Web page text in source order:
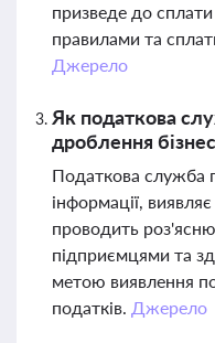
призведе до
правилами та
Джерело
Як податкова
дроблення
Податкова служба
інформації,
проводить
підприємцями та
метою виявлення
податків. Джерело